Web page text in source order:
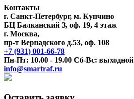
Контакты
г. Санкт-Петербург, м. Купчино
БЦ Балканский З, оф. 19, 4 этаж
г. Москва,
пр-т Вернадского д.53, оф. 108
+7 (931) 001-66-78
Пн-Пт: 10.00 - 19.00 Сб-Вс: выходной
info@smartraf.ru